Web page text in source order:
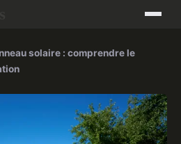
solaire : comprendre le